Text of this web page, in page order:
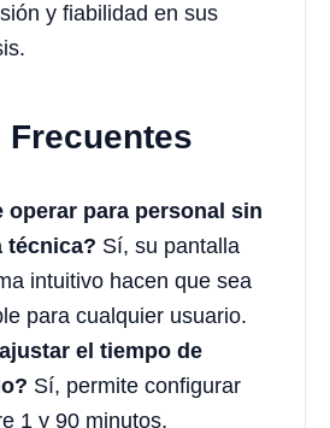
y fiabilidad en sus
Frecuentes
operar para personal sin
técnica? Sí, su pantalla
intuitivo hacen que sea
para cualquier usuario.
el tiempo de
Sí, permite configurar
1 y 90 minutos,